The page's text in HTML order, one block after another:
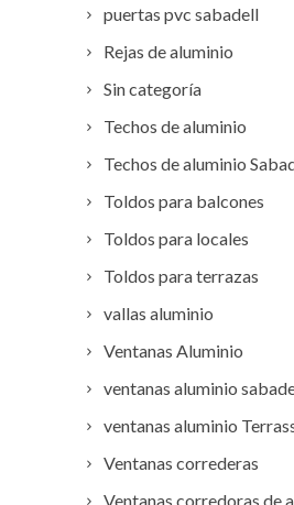
puertas pvc sabadell
Rejas de aluminio
Sin categoría
Techos de aluminio
Techos de aluminio
Toldos para balcones
Toldos para locales
Toldos para terrazas
vallas aluminio
Ventanas Aluminio
ventanas aluminio
ventanas aluminio
Ventanas correderas
Ventanas corredoras de